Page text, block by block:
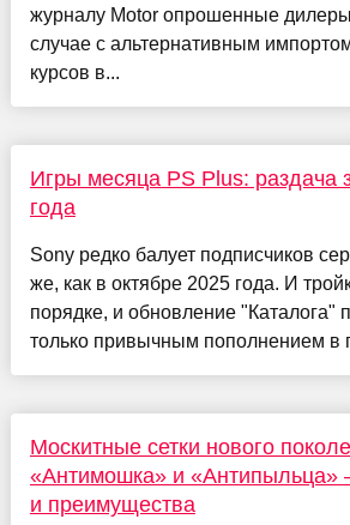
журналу Motor опрошенные
случае с альтернативным
курсов в...
Игры месяца PS Plus: раздача
года
Sony редко балует подписчиков
же, как в октябре 2025 года. И
порядке, и обновление "Каталога"
только привычным пополнением в
Москитные сетки нового
«Антимошка» и «Антипыльца»
и преимущества